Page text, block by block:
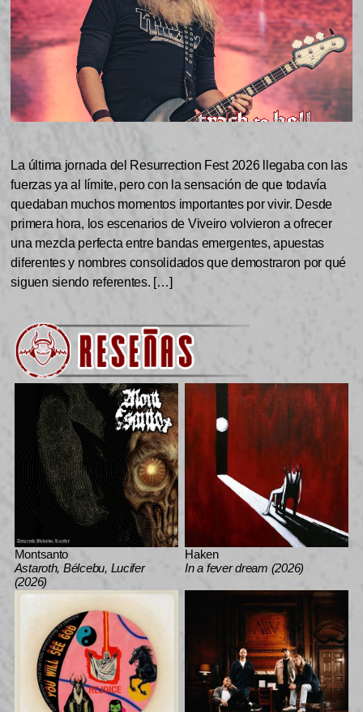
La última jornada del Resurrection Fest 2026 llegaba con las
fuerzas ya al límite, pero con la sensación de que todavía
quedaban muchos momentos importantes por vivir. Desde
primera hora, los escenarios de Viveiro volvieron a ofrecer
una mezcla perfecta entre bandas emergentes, apuestas
diferentes y nombres consolidados que demostraron por qué
siguen siendo referentes. […]
Montsanto
Astaroth, Bélcebu, Lucifer
(2026)
Haken
In a fever dream (2026)